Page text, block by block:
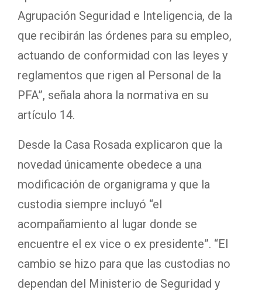
Agrupación Seguridad e Inteligencia, de la
que recibirán las órdenes para su empleo,
actuando de conformidad con las leyes y
reglamentos que rigen al Personal de la
PFA”, señala ahora la normativa en su
artículo 14.
Desde la Casa Rosada explicaron que la
novedad únicamente obedece a una
modificación de organigrama y que la
custodia siempre incluyó “el
acompañamiento al lugar donde se
encuentre el ex vice o ex presidente”. “El
cambio se hizo para que las custodias no
dependan del Ministerio de Seguridad y